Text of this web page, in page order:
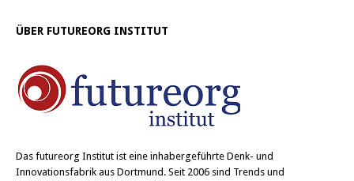
ÜBER FUTUREORG INSTITUT
Das futureorg Institut ist eine inhabergeführte Denk- und
Innovationsfabrik aus Dortmund. Seit 2006 sind Trends und